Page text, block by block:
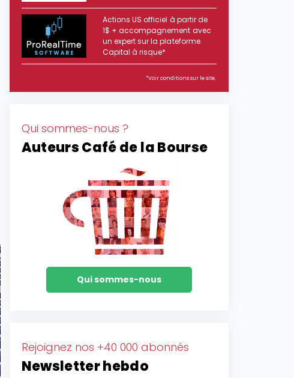
Actions US officiel à partir de
1$ + accompagnement avec
un expert sur la plateforme.
Capital à risque*
*Voir conditions sur le site.
Qui sommes-nous ?
Auteurs Café de la Bourse
Qui sommes-nous
Rejoignez nos +40 000 abonnés
Newsletter hebdo